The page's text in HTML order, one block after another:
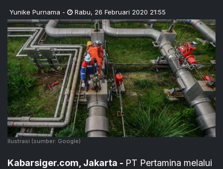
Yunike Purnama - Rabu, 26 Februari 2020 21:55
Ilustrasi (sumber: Google)
Kabarsiger.com, Jakarta - PT Pertamina melalui